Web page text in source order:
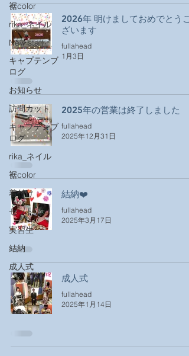
裾color
rika_ネイル
New staff
キャプテンブ
ログ
お知らせ
訪問カット
キャプテンブ
ログ
rika_ネイル
裾color
着付け
セット
実習生
結納
成人式
2026年 明けましておめでとうご
ざいます
fullahead
1月3日
2025年の営業は終了しました
fullahead
2025年12月31日
結納❤️
fullahead
2025年3月17日
成人式
fullahead
2025年1月14日